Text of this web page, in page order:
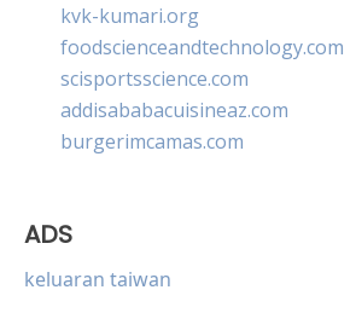
kvk-kumari.org
foodscienceandtechnology.com
scisportsscience.com
addisababacuisineaz.com
burgerimcamas.com
ADS
keluaran taiwan